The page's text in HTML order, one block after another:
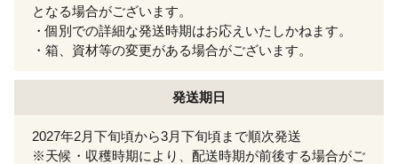
となる場合がございます。
・個別での詳細な発送時期はお応えいたしかねます。
・箱、資材等の変更がある場合がございます。
発送期日
2027年2月下旬頃から3月下旬頃まで順次発送
※天候・収穫時期により、配送時期が前後する場合がご